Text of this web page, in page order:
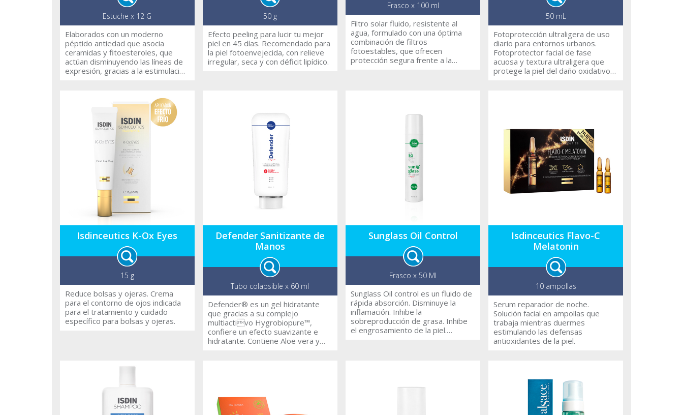
Estuche x 12 G
Elaborados con un moderno
péptido antiedad que asocia
ceramidas y fitoesteroles, que
actúan disminuyendo las líneas de
expresión, gracias a la estimulación
Disponible en tres tonos de color
(Medium, light, natural), que se
adaptan a los distintos tonos de
piel, dando una apariencia mate y
natural a la piel. Combinación de
eficientes filtros químicos, y físicos
fotoestables, que brindan
protección en todo el espectro
ultravioleta UVA y UVB.
50 g
Efecto peeling para lucir tu mejor
piel en 45 días. Recomendado para
la piel fotoenvejecida, con relieve
irregular, seca y con déficit lipídico.
Frasco x 100 ml
Filtro solar fluido, resistente al
agua, formulado con una óptima
combinación de filtros
fotoestables, que ofrecen
protección segura frente a la
Sport, mantiene un muy alto nivel
ComplexR, que restablece el
equilibrio natural del microbioma de
la piel y actúa protegiéndola
integralmente, de los procesos
oxidativos, reparando los daños a
nivel del ADN celular, causados por
la radiación infrarroja y ultravioleta.
inhibiendo la proliferación de las
células dañadas por el sol,
brindando así la opción más
completa de protección de la piel.
No contiene fragancias, ni
parabenos.
50 mL
Fotoprotección ultraligera de uso
diario para entornos urbanos.
Fotoprotector facial de fase
acuosa y textura ultraligera que
protege la piel del daño oxidativo
Isdinceutics K-Ox Eyes
15 g
Reduce bolsas y ojeras. Crema
para el contorno de ojos indicada
para el tratamiento y cuidado
específico para bolsas y ojeras.
Defender Sanitizante de
Manos
Tubo colapsible x 60 ml
Defender® es un gel hidratante
que gracias a su complejo
multiactivo Hygrobiopure™,
confiere un efecto suavizante e
hidratante. Contiene Aloe vera y
Sunglass Oil Control
Frasco x 50 Ml
Sunglass Oil control es un fluido de
rápida absorción. Disminuye la
inflamación. Inhibe la
sobreproducción de grasa. Inhibe
el engrosamiento de la piel.
Isdinceutics Flavo-C
Melatonin
10 ampollas
Serum reparador de noche.
Solución facial en ampollas que
trabaja mientras duermes
estimulando las defensas
antioxidantes de la piel.